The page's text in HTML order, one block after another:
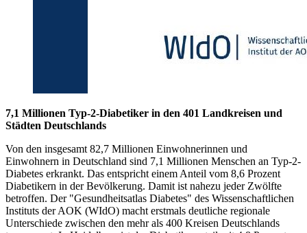
7,1 Millionen Typ-2-Diabetiker in den 401 Landkreisen und
Städten Deutschlands
Von den insgesamt 82,7 Millionen Einwohnerinnen und
Einwohnern in Deutschland sind 7,1 Millionen Menschen an Typ-2-
Diabetes erkrankt. Das entspricht einem Anteil vom 8,6 Prozent
Diabetikern in der Bevölkerung. Damit ist nahezu jeder Zwölfte
betroffen. Der "Gesundheitsatlas Diabetes" des Wissenschaftlichen
Instituts der AOK (WIdO) macht erstmals deutliche regionale
Unterschiede zwischen den mehr als 400 Kreisen Deutschlands